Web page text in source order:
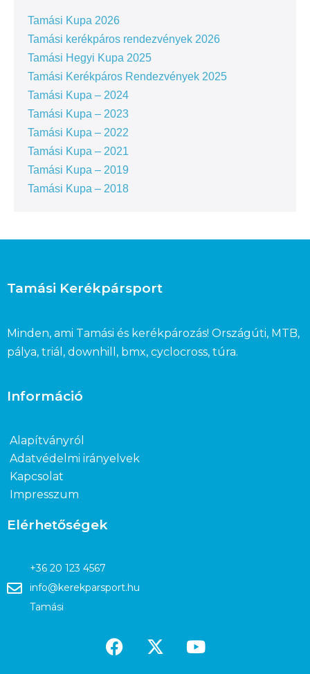
Tamási Kupa 2026
Tamási kerékpáros rendezvények 2026
Tamási Hegyi Kupa 2025
Tamási Kerékpáros Rendezvények 2025
Tamási Kupa – 2024
Tamási Kupa – 2023
Tamási Kupa – 2022
Tamási Kupa – 2021
Tamási Kupa – 2019
Tamási Kupa – 2018
Tamási Kerékpársport
Minden, ami Tamási és kerékpározás! Országúti, MTB,
pálya, triál, downhill, bmx, cyclocross, túra.
Információ
Alapítványról
Adatvédelmi irányelvek
Kapcsolat
Impresszum
Elérhetőségek
+36 20 123 4567
info@kerekparsport.hu
Tamási